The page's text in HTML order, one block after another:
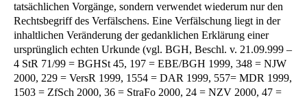
tatsächlichen Vorgänge, sondern verwendet wiederum nur den
Rechtsbegriff des Verfälschens. Eine Verfälschung liegt in der
inhaltlichen Veränderung der gedanklichen Erklärung einer
ursprünglich echten Urkunde (vgl. BGH, Beschl. v. 21.09.999 –
4 StR 71/99 = BGHSt 45, 197 = EBE/BGH 1999, 348 = NJW
2000, 229 = VersR 1999, 1554 = DAR 1999, 557= MDR 1999,
1503 = ZfSch 2000, 36 = StraFo 2000, 24 = NZV 2000, 47 =